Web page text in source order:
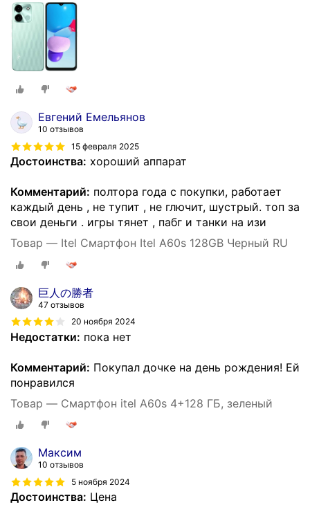
Евгений Емельянов
10 отзывов
15 февраля 2025
Достоинства: хороший аппарат
Комментарий: полтора года с покупки, работает
каждый день , не тупит , не глючит, шустрый. топ за
свои деньги . игры тянет , пабг и танки на изи
Товар — Itel Смартфон Itel A60s 128GB Черный RU
巨人の勝者
47 отзывов
20 ноября 2024
Недостатки: пока нет
Комментарий: Покупал дочке на день рождения! Ей
понравился
Товар — Смартфон itel A60s 4+128 ГБ, зеленый
Максим
10 отзывов
5 ноября 2024
Достоинства: Цена